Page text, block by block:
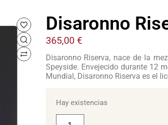
Disaronno
365,00 €
Disaronno Riserva, nace de la
Speyside. Envejecido durante 12
Mundial, Disaronno Riserva es el
Hay existencias